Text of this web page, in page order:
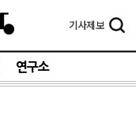
기사제보
연구소